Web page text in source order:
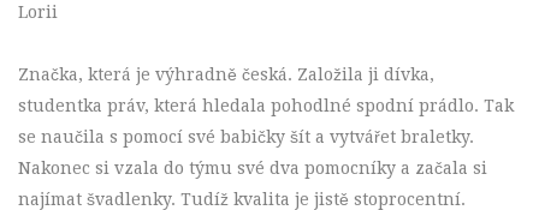
Lorii
Značka, která je výhradně česká. Založila ji dívka,
studentka práv, která hledala pohodlné spodní prádlo. Tak
se naučila s pomocí své babičky šít a vytvářet braletky.
Nakonec si vzala do týmu své dva pomocníky a začala si
najímat švadlenky. Tudíž kvalita je jistě stoprocentní.